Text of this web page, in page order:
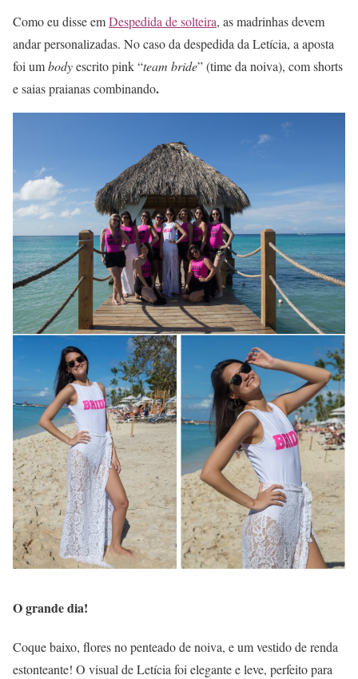
Como eu disse emDespedida de solteira, as madrinhas devem
andar personalizadas. No caso da despedida da Letícia, a aposta
foi umbodyescrito pink “team bride” (time da noiva), com shorts
e saias praianas combinando.
O grande dia!
Coque baixo, flores no penteado de noiva, e um vestido de renda
estonteante! O visual de Letícia foi elegante e leve, perfeito para